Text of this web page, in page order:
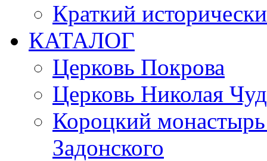
Краткий
КАТАЛОГ
Церковь Покрова
Церковь Николая
Короцкий
Задонского